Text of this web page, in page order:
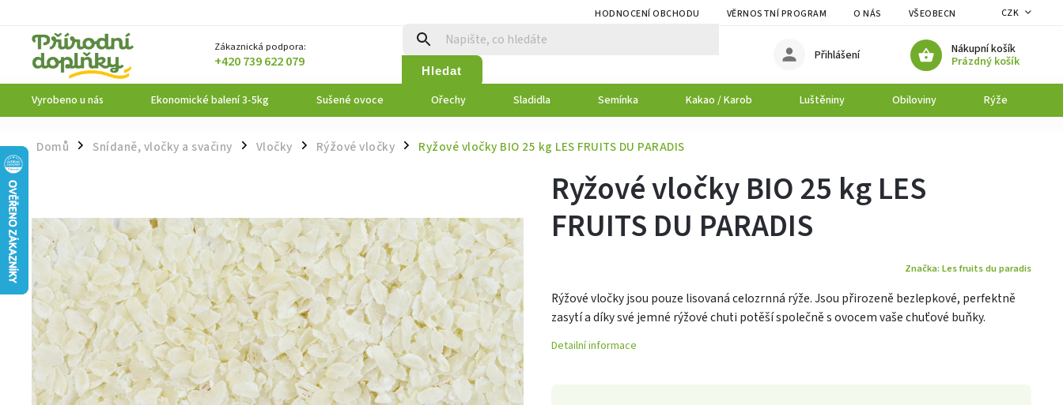
HODNOCENÍ OBCHODU VĚRNOSTNÍ PROGRAM O NÁS VŠEOBECNÉ OBCHODNÍ PODMÍNKY
CZK
Zákaznická podpora:
+420 739 622 079 Hledat
Nákupní košík
Prázdný košík
Přihlášení
Vyrobeno u nás Ekonomické balení 3-5kg Sušené ovoce Ořechy Sladidla Semínka Kakao / Karob Luštěniny Obiloviny Rýže
Domů / Snídaně, vločky a svačiny / Vločky / Rýžové vločky / Ryžové vločky BIO 25 kg LES FRUITS DU PARADIS
Ryžové vločky BIO 25 kg LES
FRUITS DU PARADIS
Značka: Les fruits du paradis
Rýžové vločky jsou pouze lisovaná celozrnná rýže. Jsou přirozeně bezlepkové, perfektně
zasytí a díky své jemné rýžové chuti potěší společně s ovocem vaše chuťové buňky.
Detailní informace